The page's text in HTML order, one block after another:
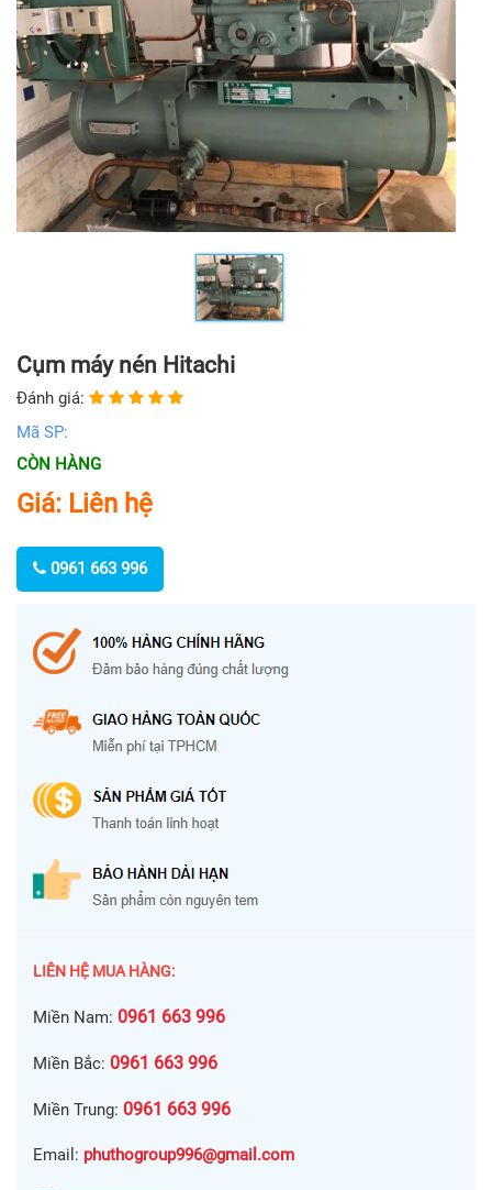
Cụm máy nén Hitachi
Đánh giá:
Mã SP:
CÒN HÀNG
Giá: Liên hệ
0961 663 996
LIÊN HỆ MUA HÀNG:
Miền Nam: 0961 663 996
Miền Bắc: 0961 663 996
Miền Trung: 0961 663 996
Email: phuthogroup996@gmail.com